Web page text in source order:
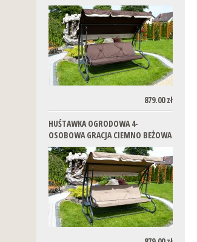
879.00 zł
HUŚTAWKA OGRODOWA 4-
OSOBOWA GRACJA CIEMNO BEŻOWA